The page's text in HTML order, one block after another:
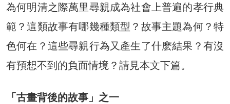
為何明清之際萬里尋親成為社會上普遍的孝行典
範？這類故事有哪幾種類型？故事主題為何？特
色何在？這些尋親行為又產生了什麽結果？有沒
有預想不到的負面情境？請見本文下篇。
「古畫背後的故事」之一